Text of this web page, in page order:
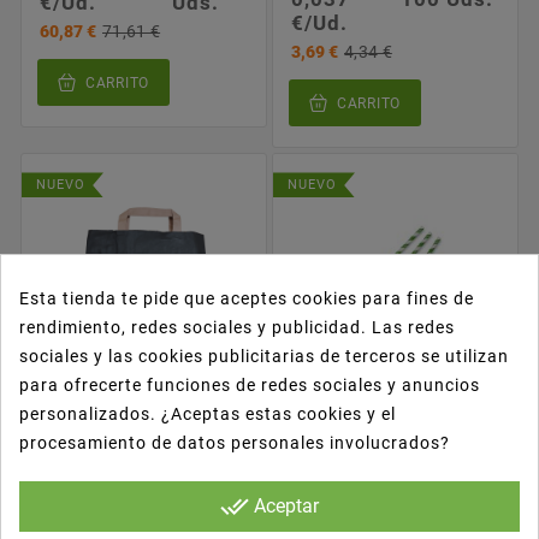
60,87 € 71,61 €
CARRITO
€/Ud.
3,69 € 4,34 €
CARRITO
NUEVO
  
Bolsa Papel C/asa
Cantidad
NUEVO
  
CAÑITAS DE PAPEL
ECOPRODUCTS/VEGWARE
P. Unit.
Esta tienda te pide que aceptes cookies para fines de
rendimiento, redes sociales y publicidad. Las redes
sociales y las cookies publicitarias de terceros se utilizan
para ofrecerte funciones de redes sociales y anuncios
personalizados. ¿Aceptas estas cookies y el
procesamiento de datos personales involucrados?
done_all Aceptar